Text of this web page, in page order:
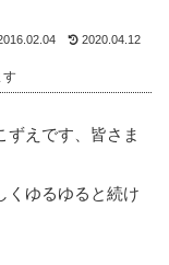
2020.04.12
す
ずえです、皆さま
くゆるゆると続け